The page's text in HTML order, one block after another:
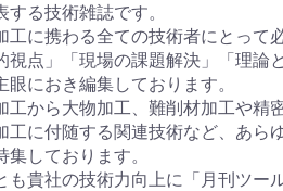
する技術雑誌です。
に携わる全ての技術者にとって
視点」「現場の課題解決」「理論
眼におき編集しております。
から大物加工、難削材加工や精
工に付随する関連技術など、あら
集しております。
貴社の技術力向上に「月刊ツー